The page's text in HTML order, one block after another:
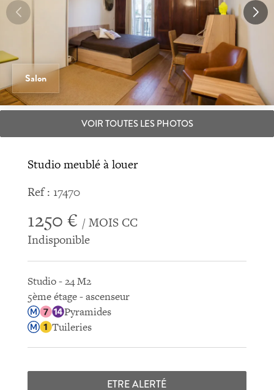
Salon
VOIR TOUTES LES PHOTOS
Studio meublé à louer
Ref : 17470
1250 € / MOIS CC
Indisponible
Studio - 24 M2
5ème étage - ascenseur
Pyramides
Tuileries
ETRE ALERTÉ